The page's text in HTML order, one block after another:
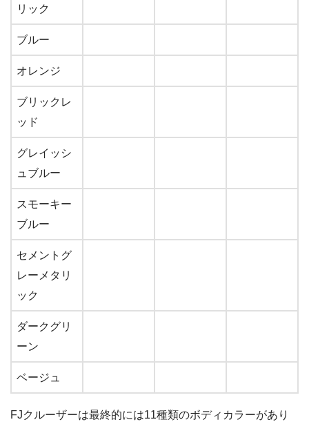
リック
ブルー
オレンジ
ブリックレ
ッド
グレイッシ
ュブルー
スモーキー
ブルー
セメントグ
レーメタリ
ック
ダークグリ
ーン
ベージュ
FJクルーザーは最終的には11種類のボディカラーがあり